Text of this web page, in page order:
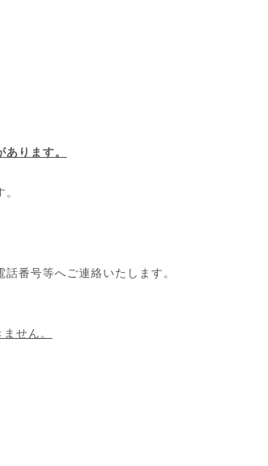
ります。
番号等へご連絡いたします。
せん。